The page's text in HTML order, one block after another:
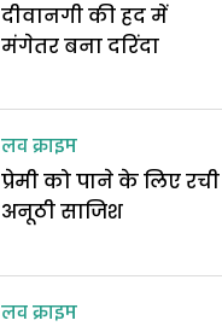
दीवानगी की हद में
मंगेतर बना दरिंदा
लव क्राइम
प्रेमी को पाने के लिए रची
अनूठी साजिश
लव क्राइम